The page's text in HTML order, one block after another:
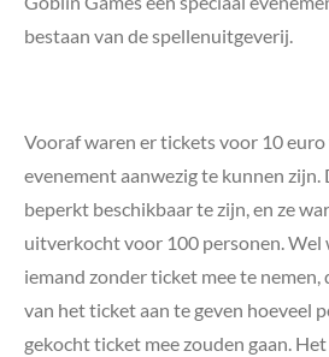
bestaan van de spellenuitgeverij.
Vooraf waren er tickets voor 10
evenement aanwezig te kunnen zijn.
beperkt beschikbaar te zijn, en ze
uitverkocht voor 100 personen. Wel
iemand zonder ticket mee te nemen,
van het ticket aan te geven hoeveel
gekocht ticket mee zouden gaan.